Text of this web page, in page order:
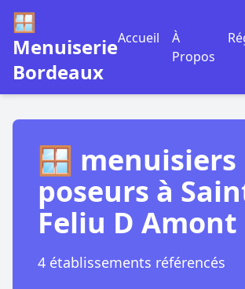
🪟
Menuiserie
Bordeaux
Accueil
À
Propos
🪟 menuisiers
poseurs à
Feliu D Amont
4 établissements référencés